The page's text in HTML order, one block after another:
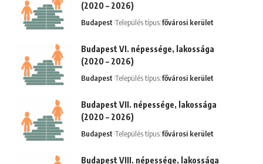
(2020 – 2026)
Budapest Település típus:fővárosi kerület
Budapest VI. népessége, lakossága
(2020 – 2026)
Budapest Település típus:fővárosi kerület
Budapest VII. népessége, lakossága
(2020 – 2026)
Budapest Település típus:fővárosi kerület
Budapest VIII. népessége, lakossága